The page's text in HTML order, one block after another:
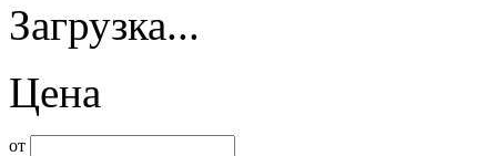
Загрузка...
Цена
от